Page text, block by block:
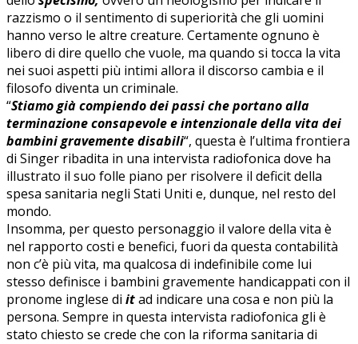
razzismo o il sentimento di superiorità che gli uomini
hanno verso le altre creature. Certamente ognuno è
libero di dire quello che vuole, ma quando si tocca la vita
nei suoi aspetti più intimi allora il discorso cambia e il
filosofo diventa un criminale.
“Stiamo già compiendo dei passi che portano alla
terminazione consapevole e intenzionale della vita dei
bambini gravemente disabili“, questa è l’ultima frontiera
di Singer ribadita in una intervista radiofonica dove ha
illustrato il suo folle piano per risolvere il deficit della
spesa sanitaria negli Stati Uniti e, dunque, nel resto del
mondo.
Insomma, per questo personaggio il valore della vita è
nel rapporto costi e benefici, fuori da questa contabilità
non c’è più vita, ma qualcosa di indefinibile come lui
stesso definisce i bambini gravemente handicappati con il
pronome inglese di itad indicare una cosa e non più la
persona. Sempre in questa intervista radiofonica gli è
stato chiesto se crede che con la riforma sanitaria di